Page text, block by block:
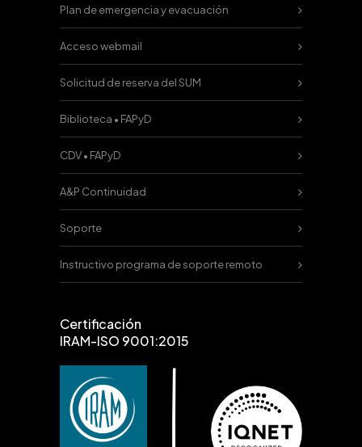
Plan de emergencia y evacuación
Acceso webmail
Solicitud de reserva del SUM
Biblioteca • FAPyD
CDV • FAPyD
A&P Continuidad
Soporte
Instructivo programa de soporte remoto
Certificación
IRAM-ISO 9001:2015